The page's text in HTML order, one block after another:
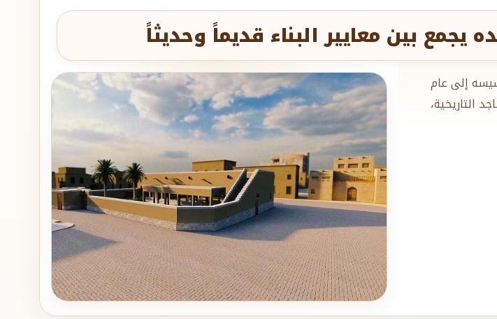
بين معايير البناء قديماً وحديثاً
إلى عام
التاريخية،